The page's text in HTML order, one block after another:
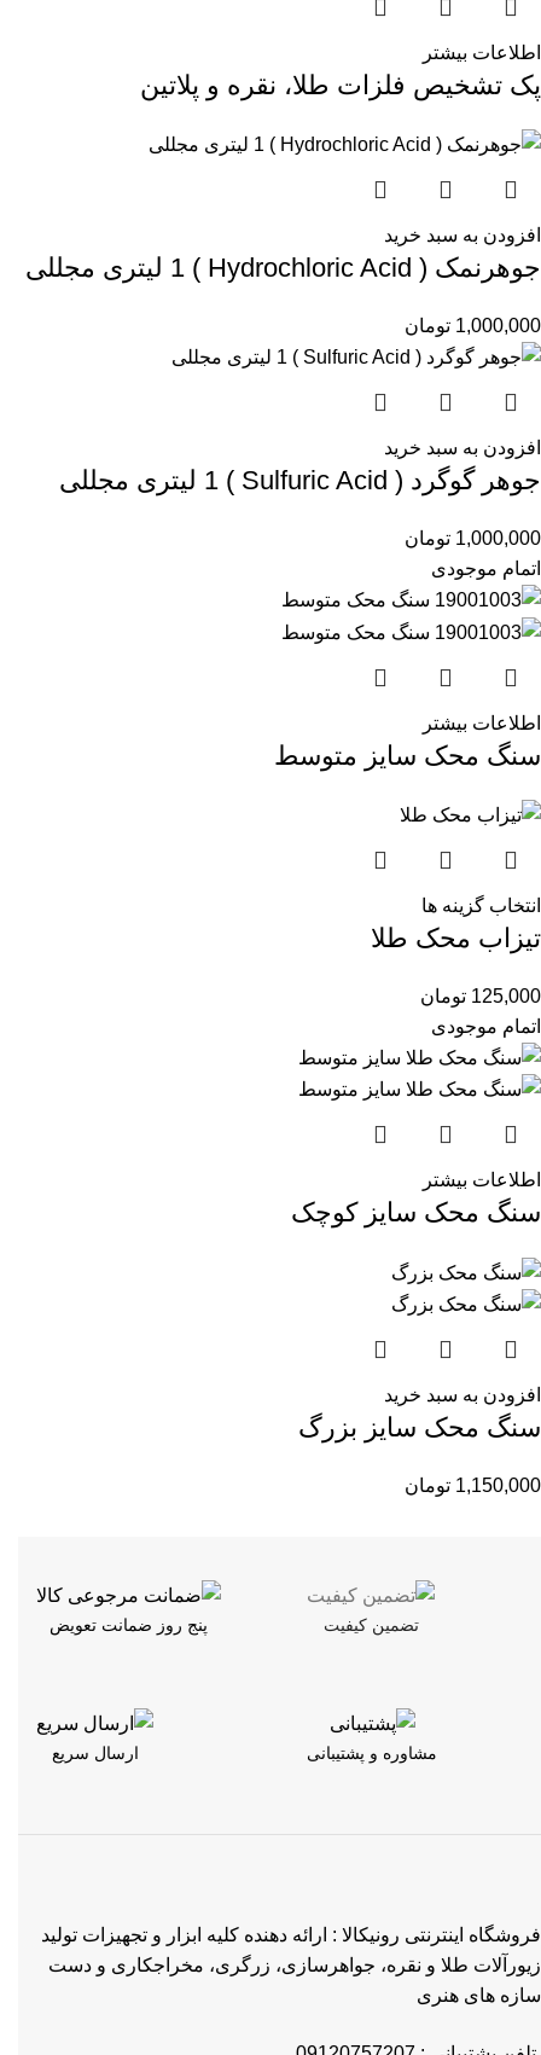
اطلاعات بیشتر
پک تشخیص فلزات طلا، نقره و پلاتین
افزودن به سبد خرید
جوهرنمک ( Hydrochloric Acid ) 1 لیتری مجللی
1,000,000 تومان
افزودن به سبد خرید
جوهر گوگرد ( Sulfuric Acid ) 1 لیتری مجللی
1,000,000 تومان
اتمام موجودی
اطلاعات بیشتر
سنگ محک سایز متوسط
انتخاب گزینه ها
تیزاب محک طلا
125,000 تومان
اتمام موجودی
اطلاعات بیشتر
سنگ محک سایز کوچک
افزودن به سبد خرید
سنگ محک سایز بزرگ
1,150,000 تومان
تضمین کیفیت پنج روز ضمانت تعویض
مشاوره و پشتیبانی ارسال سریع
فروشگاه اینترنتی رونیکالا : ارائه دهنده کلیه ابزار و تجهیزات تولید
زیورآلات طلا و نقره، جواهرسازی، زرگری، مخراجکاری و دست
سازه های هنری